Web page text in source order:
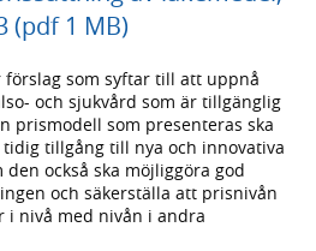
(pdf 1 MB)
som syftar till att uppnå
och sjukvård som är tillgänglig
prismodell som presenteras ska
tillgång till nya och innovativa
också ska möjliggöra god
och säkerställa att prisnivån
i nivå med nivån i andra